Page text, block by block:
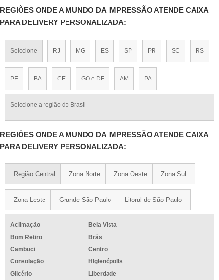
REGIÕES ONDE A MUNDO DA IMPRESSÃO ATENDE CAIXA
PARA DELIVERY PERSONALIZADA:
Selecione RJ MG ES SP PR SC RS
PE BA CE GO e DF AM PA
Selecione a região do Brasil
REGIÕES ONDE A MUNDO DA IMPRESSÃO ATENDE CAIXA
PARA DELIVERY PERSONALIZADA:
Região Central Zona Norte Zona Oeste Zona Sul
Zona Leste Grande São Paulo Litoral de São Paulo
Aclimação
Bela Vista
Bom Retiro
Brás
Cambuci
Centro
Consolação
Higienópolis
Glicério
Liberdade